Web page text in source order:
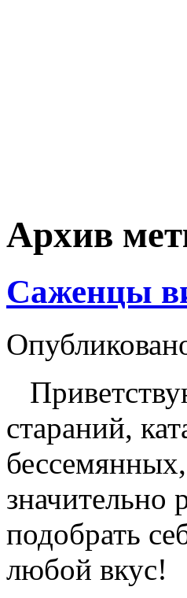
Архив
Саженцы
стараний,
значительно
подобрать
любой вкус!